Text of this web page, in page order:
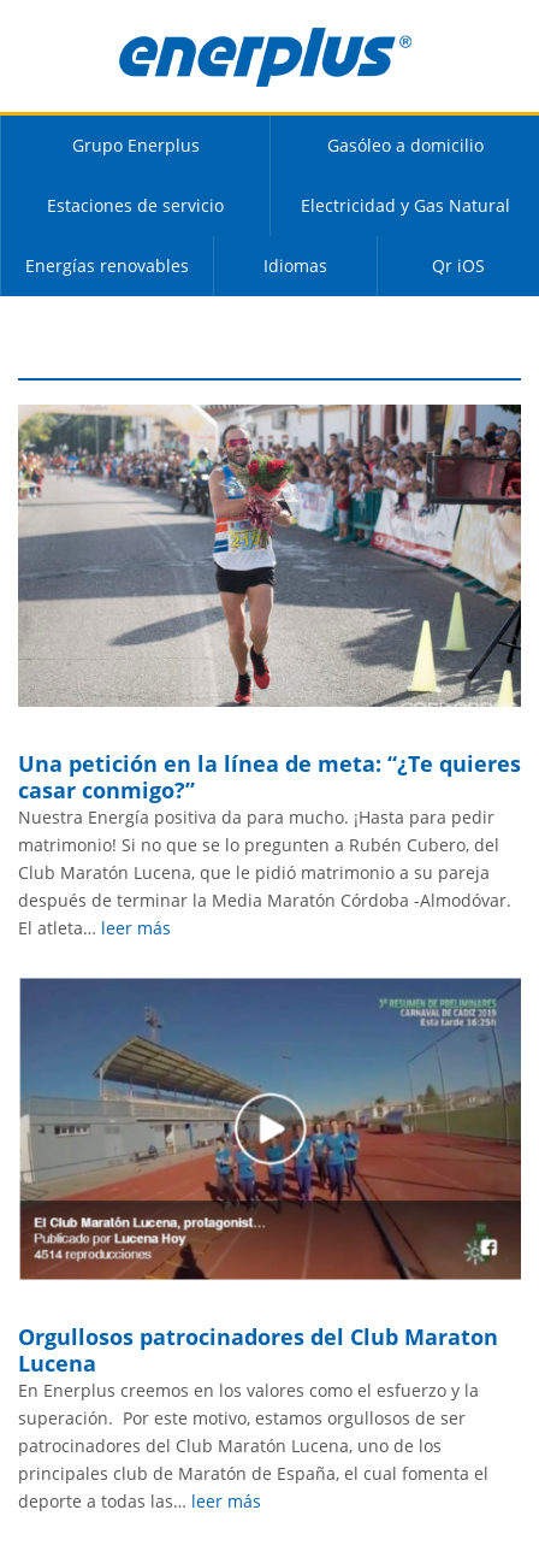
Grupo Enerplus Gasóleo a domicilio
Estaciones de servicio Electricidad y Gas Natural
Energías renovables Idiomas Qr iOS
Una petición en la línea de meta: “¿Te quieres
casar conmigo?”
Nuestra Energía positiva da para mucho. ¡Hasta para pedir
matrimonio! Si no que se lo pregunten a Rubén Cubero, del
Club Maratón Lucena, que le pidió matrimonio a su pareja
después de terminar la Media Maratón Córdoba -Almodóvar.
El atleta… leer más
Orgullosos patrocinadores del Club Maraton
Lucena
En Enerplus creemos en los valores como el esfuerzo y la
superación. Por este motivo, estamos orgullosos de ser
patrocinadores del Club Maratón Lucena, uno de los
principales club de Maratón de España, el cual fomenta el
deporte a todas las… leer más